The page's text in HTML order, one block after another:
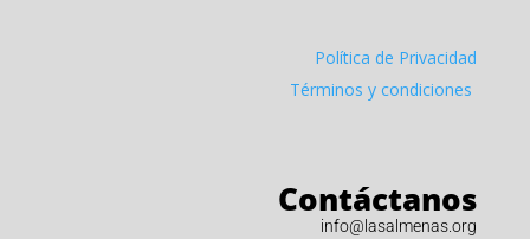
Política de Privacidad
Términos y condiciones
Contáctanos
info@lasalmenas.org